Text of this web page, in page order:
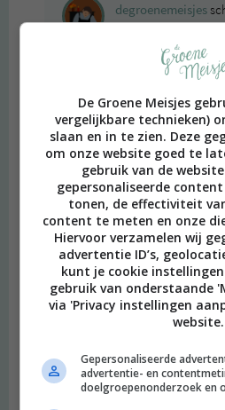
degroenemeisjes
2015 OM
Dat vinden wij ook. Het is
kritisch zijn op supermarkten
verkopen. “Zeker om een
peuteren. Het zou beter zijn
kopen.” Zijn wij het niet mee
dat wij – de lezers van de
Jamie zelf dus) al dagelijks
allerlei manieren om het leven
te doen voor de wereld (en de
mensen, echt het merendeel
helemaal níet mee bezig. Wij
positief als deze mensen
geconfronteerd met een
worden ze wel aangespoord
1 euro kopen, dat vinden wij
ze anders ook wel doen. We
begrijpen hoe wij in dit soort
De Groene Meisjes
vergelijkbare technieken)
slaan en in te zien. Deze
om onze website goed te
gebruik van de
gepersonaliseerde
tonen, de effectiviteit
content te meten en onze
Hiervoor verzamelen wij
advertentie ID’s,
kunt je cookie
gebruik van onderstaande
via 'Privacy instellingen
website.
Gepersonaliseerde
advertentie- en
doelgroepenonderzoek en